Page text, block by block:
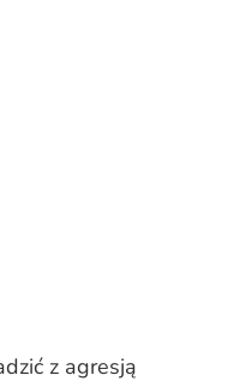
z agresją